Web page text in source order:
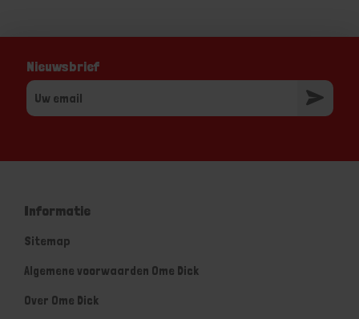
Nieuwsbrief
Informatie
Sitemap
Algemene voorwaarden Ome Dick
Over Ome Dick